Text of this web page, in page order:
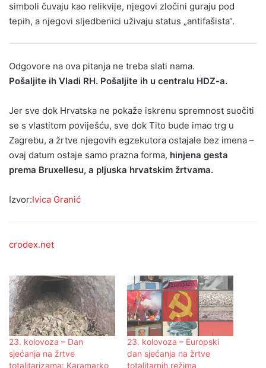
simboli čuvaju kao relikvije, njegovi zločini guraju pod
tepih, a njegovi sljedbenici uživaju status „antifašista“.
Odgovore na ova pitanja ne treba slati nama.
Pošaljite ih Vladi RH. Pošaljite ih u centralu HDZ-a.
Jer sve dok Hrvatska ne pokaže iskrenu spremnost suočiti
se s vlastitom poviješću, sve dok Tito bude imao trg u
Zagrebu, a žrtve njegovih egzekutora ostajale bez imena –
ovaj datum ostaje samo prazna forma, hinjena gesta
prema Bruxellesu, a pljuska hrvatskim žrtvama.
Izvor:Ivica Granić
crodex.net
23. kolovoza – Dan
sjećanja na žrtve
totalitarizama: Karamarko
23. kolovoza – Europski
dan sjećanja na žrtve
totalitarnih režima